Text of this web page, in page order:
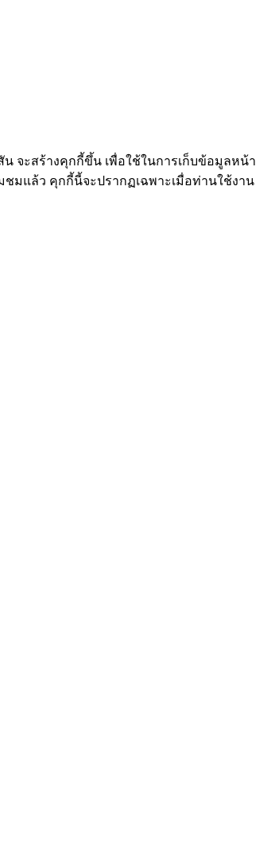
จะสร้างคุกกี้ขึ้น เพื่อใช้ในการเก็บข้อมูลหน้า
ชมแล้ว คุกกี้นี้จะปรากฏเฉพาะเมื่อท่านใช้งาน